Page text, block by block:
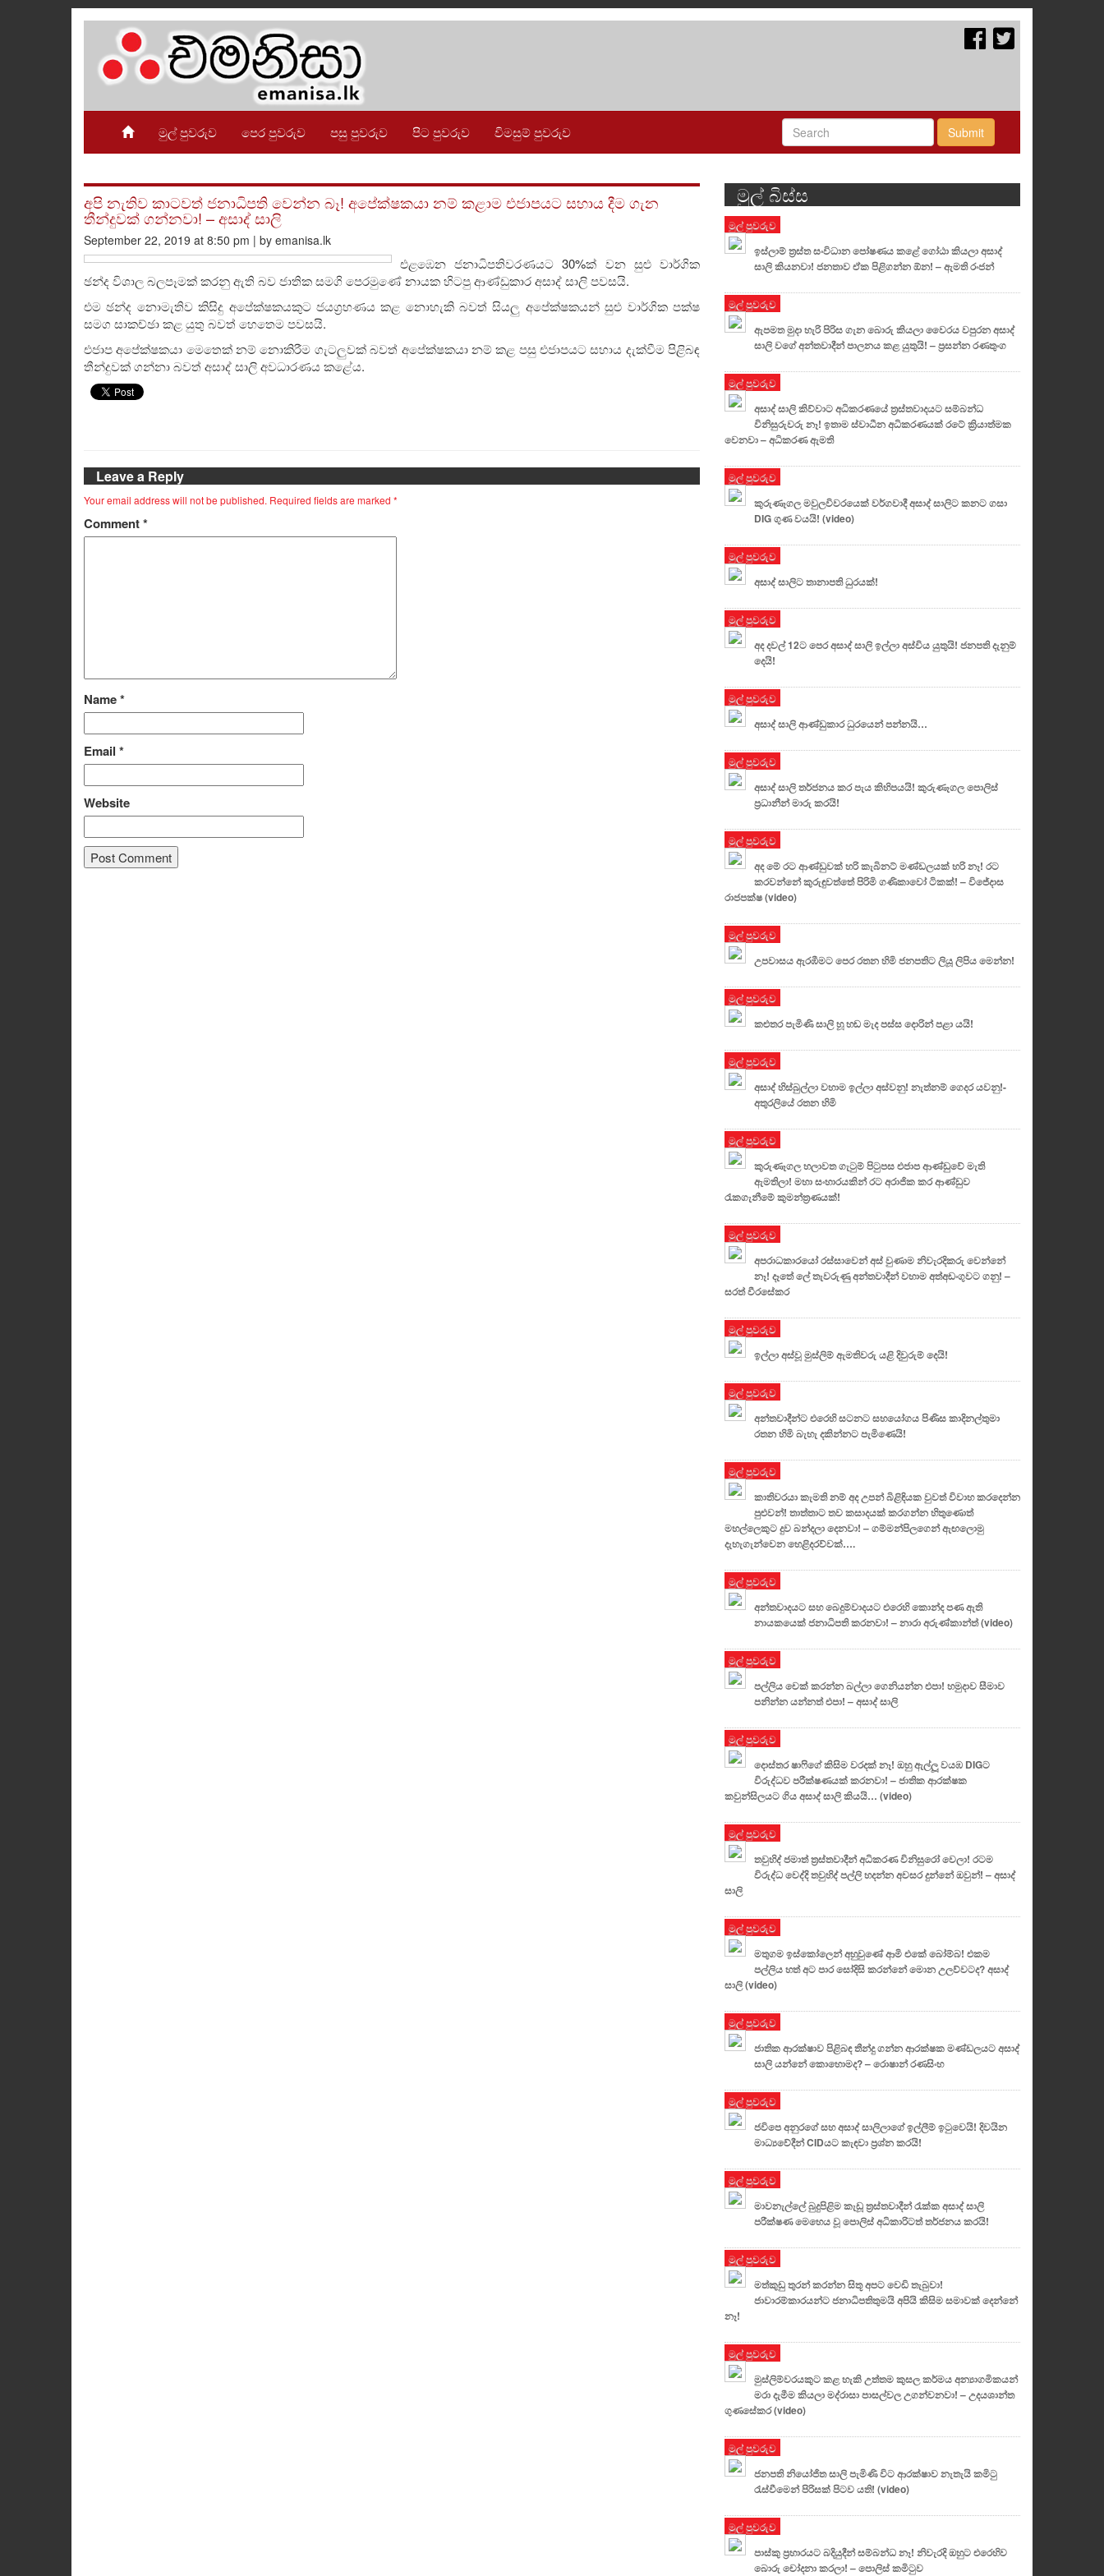
මුල් පුවරුව පෙර පුවරුව පසු පුවරුව පිට පුවරුව විමසුම් පුවරුව Submit
අපි නැතිව කාටවත් ජනාධිපති වෙන්න බෑ! අපේක්ෂකයා නම් කළාම එජාපයට සහාය දීම ගැන
තීන්දුවක් ගන්නවා! – අසාද් සාලි
September 22, 2019 at 8:50 pm | by emanisa.lk
එළඹෙන ජනාධිපතිවරණයට 30%ක් වන සුළු වාර්ගික
ඡන්ද විශාල බලපෑමක් කරනු ඇති බව ජාතික සමගි පෙරමුණේ නායක හිටපු ආණ්ඩුකාර අසාද් සාලි පවසයි.
එම ඡන්ද නොමැතිව කිසිදු අපේක්ෂකයකුට ජයග්‍රහණය කළ නොහැකි බවත් සියලු අපේක්ෂකයන් සුළු වාර්ගික පක්ෂ
සමග සාකච්ඡා කළ යුතු බවත් හෙතෙම පවසයි.
එජාප අපේක්ෂකයා මෙතෙක් නම් නොකිරීම ගැටලුවක් බවත් අපේක්ෂකයා නම් කළ පසු එජාපයට සහාය දැක්වීම පිළිබඳ
තීන්දුවක් ගන්නා බවත් අසාද් සාලි අවධාරණය කළේය.
Leave a Reply
Your email address will not be published. Required fields are marked *
Comment*
Name*
Email *
Website
මුල් බිස්ස
මුල් පුවරුව
ඉස්ලාම් ත්‍රස්ත සංවිධාන පෝෂණය කළේ ගෝඨා කියලා අසාද්
සාලි කියනවා! ජනතාව ඒක පිළිගන්න ඕන! – ඇමති රංජන්
මුල් පුවරුව
ඇපමත මුදා හැරි පිරිස ගැන බොරු කියලා වෛරය වපුරන අසාද්
සාලි වගේ අන්තවාදීන් පාලනය කළ යුතුයි! – ප්‍රසන්න රණතුංග
මුල් පුවරුව
අසාද් සාලි කිව්වාට අධිකරණයේ ත්‍රස්තවාදයට සම්බන්ධ
විනිසුරුවරු නෑ! ඉතාම ස්වාධීන අධිකරණයක් රටේ ක්‍රියාත්මක
වෙනවා – අධිකරණ ඇමති
මුල් පුවරුව
කුරුණෑගල මවුලවිවරයෙක් වර්ගවාදී අසාද් සාලිට කනට ගසා
DIG ගුණ වයයි! (video)
මුල් පුවරුව
අසාද් සාලිට තානාපති ධුරයක්!
මුල් පුවරුව
අද දවල් 12ට පෙර අසාද් සාලි ඉල්ලා අස්විය යුතුයි! ජනපති දැනුම්
දෙයි!
මුල් පුවරුව
අසාද් සාලි ආණ්ඩුකාර ධුරයෙන් පන්නයි…
මුල් පුවරුව
අසාද් සාලි තර්ජනය කර පැය කිහිපයයි! කුරුණෑගල පොලිස්
ප්‍රධානීන් මාරු කරයි!
මුල් පුවරුව
අද මේ රට ආණ්ඩුවක් හරි කැබිනට් මණ්ඩලයක් හරි නෑ! රට
කරවන්නේ කුරුඳුවත්තේ පිරිමි ගණිකාවෝ ටිකක්! – විජේදාස
රාජපක්ෂ (video)
මුල් පුවරුව
උපවාසය ඇරඹීමට පෙර රතන හිමි ජනපතිට ලියූ ලිපිය මෙන්න!
මුල් පුවරුව
කළුතර පැමිණි සාලි හූ හඬ මැද පස්ස දොරින් පළා යයි!
මුල් පුවරුව
අසාද් හිස්බුල්ලා වහාම ඉල්ලා අස්වනු! නැත්නම් ගෙදර යවනු!-
අතුරලියේ රතන හිමි
මුල් පුවරුව
කුරුණෑගල හලාවත ගැටුම් පිටුපස එජාප ආණ්ඩුවේ මැති
ඇමතිලා! මහා සංහාරයකින් රට අරාජික කර ආණ්ඩුව
රැකගැනීමේ කුමන්ත්‍රණයක්!
මුල් පුවරුව
අපරාධකාරයෝ රස්සාවෙන් අස් වුණාම නිවැරදිකරු වෙන්නේ
නෑ! දෑතේ ලේ තැවරුණු අන්තවාදීන් වහාම අත්අඩංගුවට ගනු! –
සරත් වීරසේකර
මුල් පුවරුව
ඉල්ලා අස්වූ මුස්ලිම් ඇමතිවරු යළි දිවුරුම් දෙයි!
මුල් පුවරුව
අන්තවාදීන්ට එරෙහි සටනට සහයෝගය පිණිස කාදිනල්තුමා
රතන හිමි බැහැ දකින්නට පැමිණෙයි!
මුල් පුවරුව
කාතිවරයා කැමති නම් අද උපන් බිළිඳියක වුවත් විවාහ කරදෙන්න
පුළුවන්! තාත්තාට තව කසාදයක් කරගන්න හිතුණොත්
මහල්ලෙකුට දුව බන්දලා දෙනවා! – ගම්මන්පිලගෙන් ඇඟලොමු
දැහැගැන්වෙන හෙළිදරව්වක්….
මුල් පුවරුව
අන්තවාදයට සහ බෙදුම්වාදයට එරෙහි කොන්ද පණ ඇති
නායකයෙක් ජනාධිපති කරනවා! – නාරා අරුණ්කාන්ත් (video)
මුල් පුවරුව
පල්ලිය චෙක් කරන්න බල්ලා ගෙනියන්න එපා! හමුදාව සීමාව
පනින්න යන්නත් එපා! – අසාද් සාලි
මුල් පුවරුව
දොස්තර ෂාෆිගේ කිසිම වරදක් නෑ! ඔහු ඇල්ලූ වයඹ DIGට
විරුද්ධව පරීක්ෂණයක් කරනවා! – ජාතික ආරක්ෂක
කවුන්සිලයට ගිය අසාද් සාලි කියයි… (video)
මුල් පුවරුව
තවුහිද් ජමාත් ත්‍රස්තවාදීන් අධිකරණ විනිසුරෝ වෙලා! රටම
විරුද්ධ වෙද්දි තවුහිද් පල්ලි හදන්න අවසර දුන්නේ ඔවුන්! – අසාද්
සාලි
මුල් පුවරුව
මතුගම ඉස්කෝලෙන් අහුවුණේ ආමි එකේ බෝම්බ! එකම
පල්ලිය හත් අට පාර සෝදිසි කරන්නේ මොන උලව්වටද? අසාද්
සාලි (video)
මුල් පුවරුව
ජාතික ආරක්ෂාව පිළිබඳ තීන්දු ගන්න ආරක්ෂක මණ්ඩලයට අසාද්
සාලි යන්නේ කොහොමද? – රොෂාන් රණසිංහ
මුල් පුවරුව
ජවිපෙ අනුරගේ සහ අසාද් සාලිලාගේ ඉල්ලීම් ඉටුවෙයි! දිවයින
මාධ්‍යවේදීන් CIDයට කැඳවා ප්‍රශ්න කරයි!
මුල් පුවරුව
මාවනැල්ලේ බුදුපිළිම කැඩූ ත්‍රස්තවාදීන් රැක්ක අසාද් සාලි
පරීක්ෂණ මෙහෙය වූ පොලිස් අධිකාරිටත් තර්ජනය කරයි!
මුල් පුවරුව
මත්කුඩු තුරන් කරන්න සිතූ අපට වෙඩි තැබුවා!
ජාවාරම්කාරයන්ට ජනාධිපතිතුමයි අපියි කිසිම සමාවක් දෙන්නේ
නෑ!
මුල් පුවරුව
මුස්ලිම්වරයකුට කළ හැකි උත්තම කුසල කර්මය අන්‍යාගමිකයන්
මරා දැමීම කියලා මද්රාසා පාසල්වල උගන්වනවා! – උදයශාන්ත
ගුණසේකර (video)
මුල් පුවරුව
ජනපති නියෝජිත සාලි පැමිණි විට ආරක්ෂාව නැතැයි කමිටු
රැස්වීමෙන් පිරිසක් පිටව යති! (video)
මුල් පුවරුව
පාස්කු ප්‍රහාරයට බදියුදීන් සම්බන්ධ නෑ! නිවැරදි ඔහුට එරෙහිව
බොරු චෝදනා කරලා! – පොලිස් කමිටුව